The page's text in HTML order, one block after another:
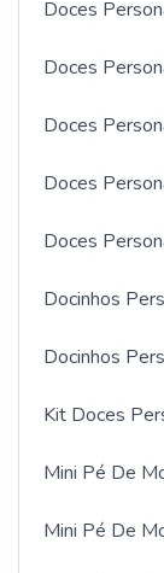
Doces
Doces
Doces
Doces
Doces
Docinhos
Docinhos
Kit Doces
Mini Pé De
Mini Pé De